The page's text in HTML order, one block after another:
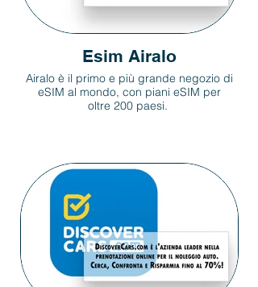
Esim Airalo
Airalo è il primo e più grande negozio di
eSIM al mondo, con piani eSIM per
oltre 200 paesi.